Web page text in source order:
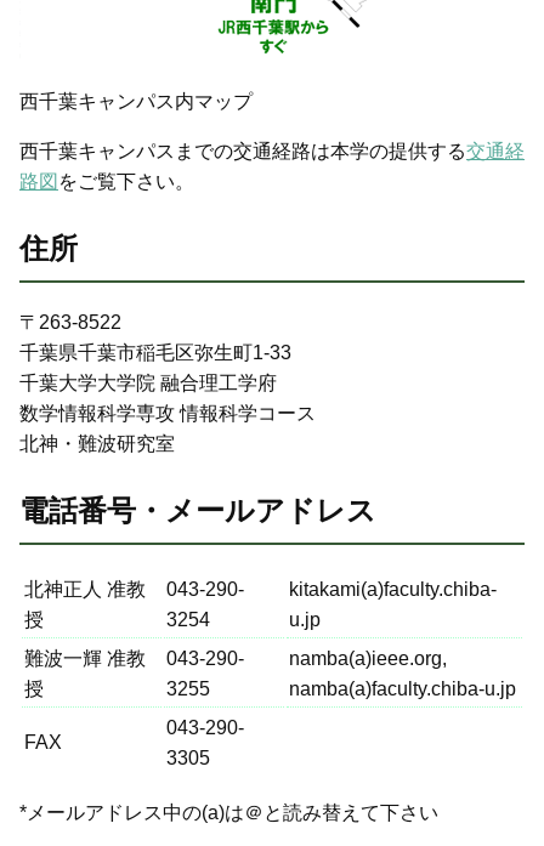
西千葉キャンパス内マップ
西千葉キャンパスまでの交通経路は本学の提供する交通経
路図 をご覧下さい。
住所
〒263-8522
千葉県千葉市稲毛区弥生町1-33
千葉大学大学院 融合理工学府
数学情報科学専攻 情報科学コース
北神・難波研究室
電話番号・メールアドレス
北神正人 准教
授
043-290-
3254
kitakami(a)faculty.chiba-
u.jp
難波一輝 准教
授
043-290-
3255
namba(a)ieee.org,
namba(a)faculty.chiba-u.jp
FAX
043-290-
3305
*メールアドレス中の(a)は＠と読み替えて下さい